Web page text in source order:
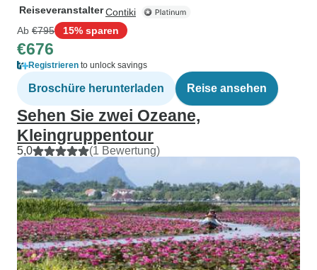
ReiseveranstalterContiki
Ab €795 15% sparen
€676
Registrieren to unlock savings
Broschüre herunterladen Reise ansehen
Sehen Sie zwei Ozeane,
Kleingruppentour
5,0 (1 Bewertung)